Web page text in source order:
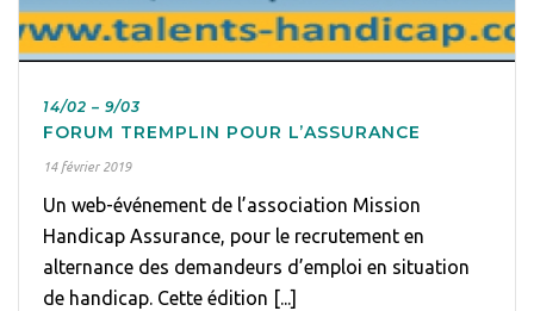
14/02 – 9/03
FORUM TREMPLIN POUR L’ASSURANCE
14 février 2019
Un web-événement de l’association Mission
Handicap Assurance, pour le recrutement en
alternance des demandeurs d’emploi en situation
de handicap. Cette édition [...]